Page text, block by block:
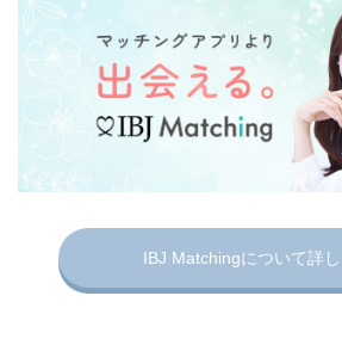
IBJ Matchingについて詳